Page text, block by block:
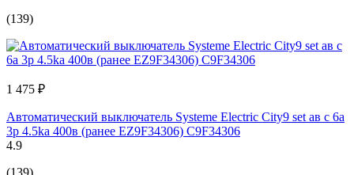
(139)
1 475 ₽
Автоматический выключатель Systeme Electric City9 set ав с 6а
3p 4.5ka 400в (ранее EZ9F34306) C9F34306
4.9
(139)